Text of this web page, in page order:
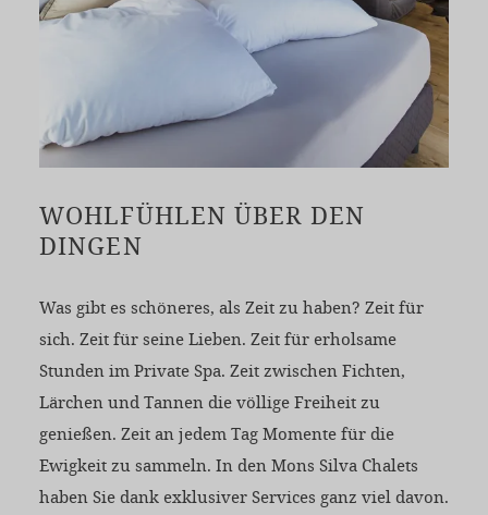
WOHLFÜHLEN ÜBER DEN
DINGEN
Was gibt es schöneres, als Zeit zu haben? Zeit für
sich. Zeit für seine Lieben. Zeit für erholsame
Stunden im Private Spa. Zeit zwischen Fichten,
Lärchen und Tannen die völlige Freiheit zu
genießen. Zeit an jedem Tag Momente für die
Ewigkeit zu sammeln. In den Mons Silva Chalets
haben Sie dank exklusiver Services ganz viel davon.